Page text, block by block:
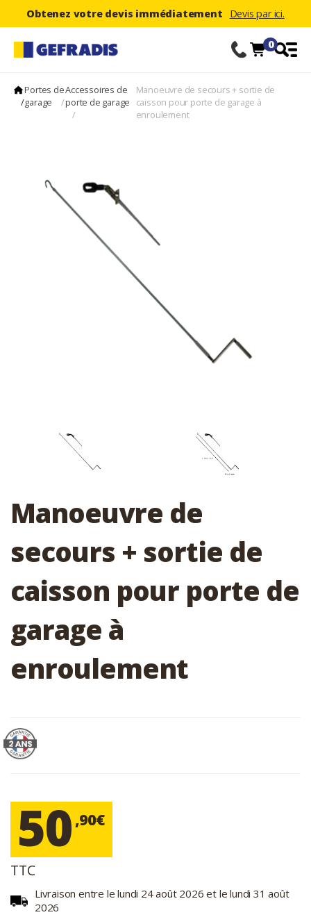
Obtenez votre devis immédiatement Devis par ici.
0
/
Portes de
garage
/
Accessoires de
porte de garage
/
Manoeuvre de secours + sortie de
caisson pour porte de garage à
enroulement
Manoeuvre de
secours + sortie de
caisson pour porte de
garage à
enroulement
50 ,90€
TTC
Livraison entre le lundi 24 août 2026 et le lundi 31 août
2026